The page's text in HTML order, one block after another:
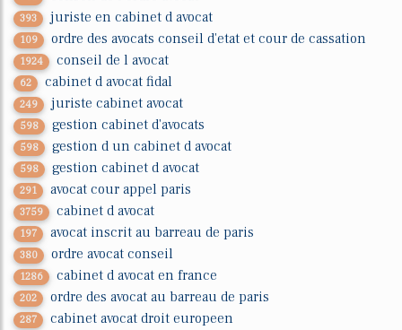
393 juriste en cabinet d avocat
109 ordre des avocats conseil d'etat et cour de cassation
1924 conseil de l avocat
62 cabinet d avocat fidal
249 juriste cabinet avocat
598 gestion cabinet d'avocats
598 gestion d un cabinet d avocat
598 gestion cabinet d avocat
291 avocat cour appel paris
3759 cabinet d avocat
197 avocat inscrit au barreau de paris
380 ordre avocat conseil
1286 cabinet d avocat en france
202 ordre des avocat au barreau de paris
287 cabinet avocat droit europeen